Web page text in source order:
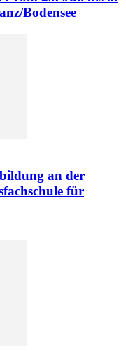
Bodensee
an der
für